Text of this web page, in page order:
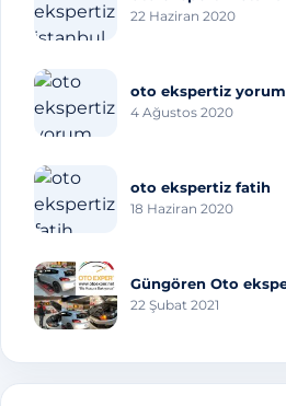
22 Haziran 2020
oto ekspertiz yorum
4 Ağustos 2020
oto ekspertiz fatih
18 Haziran 2020
Güngören Oto
22 Şubat 2021